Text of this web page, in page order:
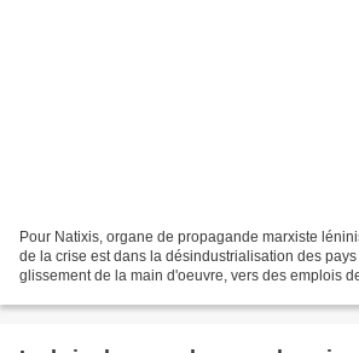
Pour Natixis, organe de propagande marxiste
de la crise est dans la désindustrialisation des pays
glissement de la main d'oeuvre, vers des emplois